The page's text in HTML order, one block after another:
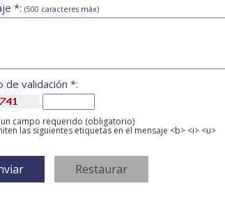
*: (500 caracteres máx)
de validación *:
campo requerido (obligatorio)
las siguientes etiquetas en el mensaje <b> <i> <u>